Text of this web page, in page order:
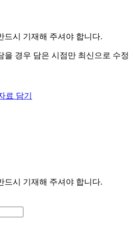
드시 기재해 주셔야 합니다.
을 경우 담은 시점만 최신으로 수정
료 담기
드시 기재해 주셔야 합니다.